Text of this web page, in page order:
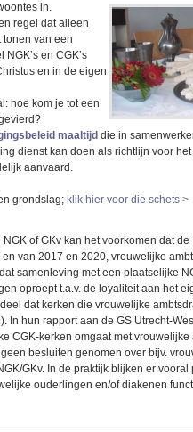
in.
regel dat alleen
tonen van een
en CGK’s
en in de eigen
hoe kom je tot een
maaltijd die in
dienst kan doen als richtlijn voor
aanvaard.
grondslag; klik hier voor die schets >
of GKv kan het voorkomen dat de
van 2017 en 2020, vrouwelijke
samenleving met een plaatselijke
oproept t.a.v. de loyaliteit aan het
dat kerken die vrouwelijke
In hun rapport aan de GS Utrecht-
CGK-kerken omgaat met vrouwelijke
besluiten genomen over bijv.
GKv. In de praktijk blijken er vooral
ouderlingen en/of diakenen